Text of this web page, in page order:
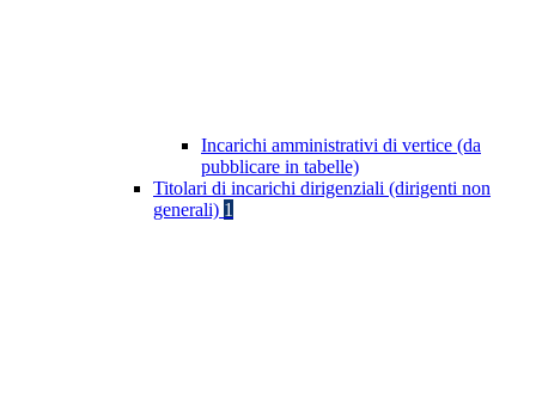
Incarichi amministrativi di vertice (da
pubblicare in tabelle)
Titolari di incarichi dirigenziali (dirigenti non
generali) 1